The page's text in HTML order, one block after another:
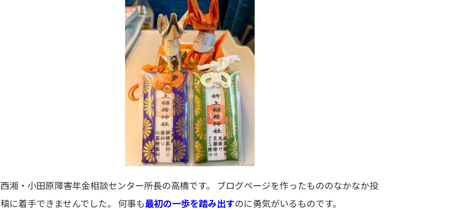
西湘・小田原障害年金相談センター所長の高橋です。 ブログページを作ったもののなかなか投
稿に着手できませんでした。 何事も最初の一歩を踏み出すのに勇気がいるものです。